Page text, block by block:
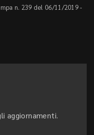
n. 239 del 06/11/2019 -
aggiornamenti.